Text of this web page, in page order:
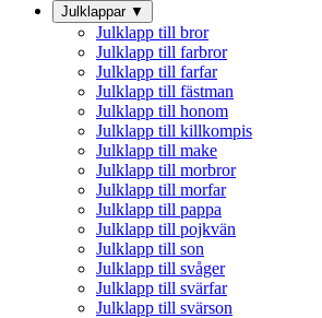
Julklappar ▼
Julklapp till bror
Julklapp till farbror
Julklapp till farfar
Julklapp till fästman
Julklapp till honom
Julklapp till killkompis
Julklapp till make
Julklapp till morbror
Julklapp till morfar
Julklapp till pappa
Julklapp till pojkvän
Julklapp till son
Julklapp till svåger
Julklapp till svärfar
Julklapp till svärson